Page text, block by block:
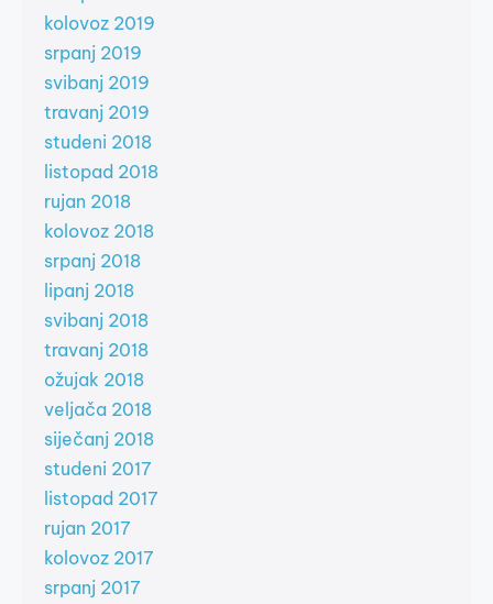
kolovoz 2019
srpanj 2019
svibanj 2019
travanj 2019
studeni 2018
listopad 2018
rujan 2018
kolovoz 2018
srpanj 2018
lipanj 2018
svibanj 2018
travanj 2018
ožujak 2018
veljača 2018
siječanj 2018
studeni 2017
listopad 2017
rujan 2017
kolovoz 2017
srpanj 2017